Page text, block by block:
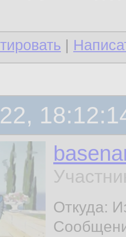
|
Откуда: